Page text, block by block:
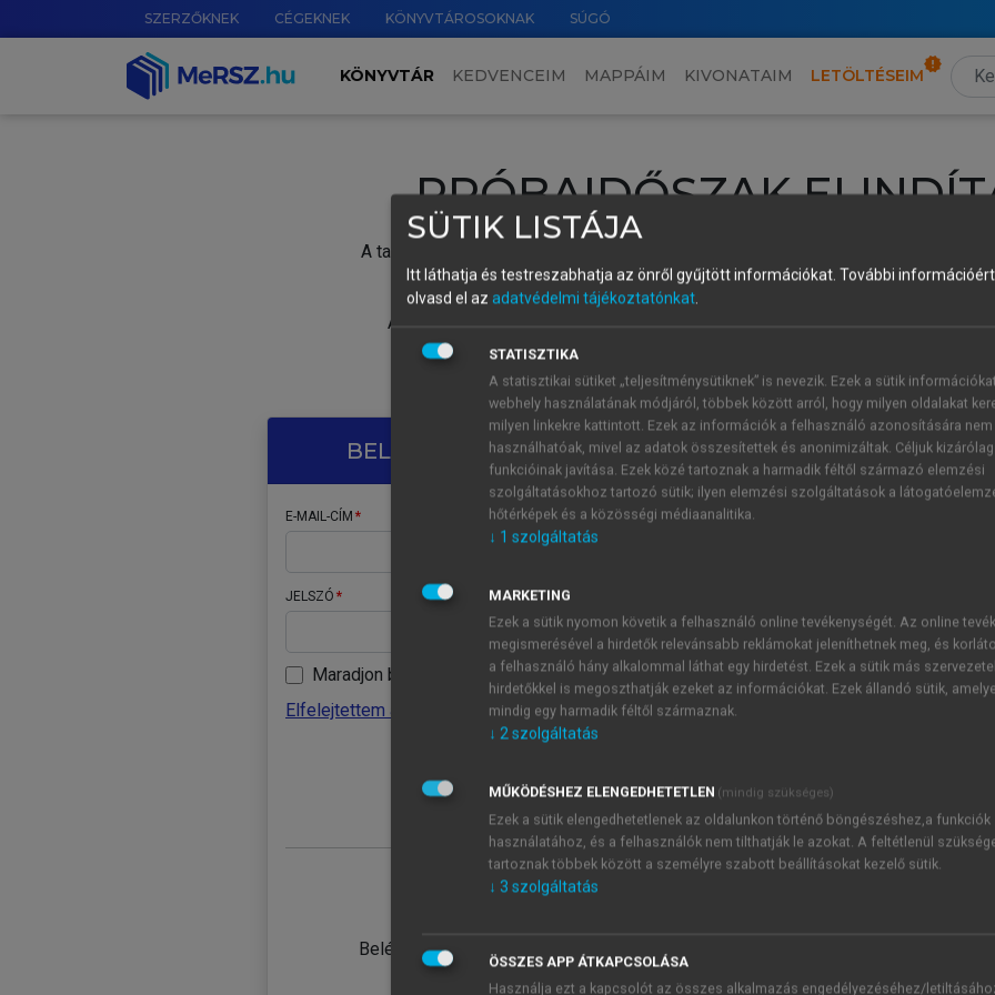
SZERZŐKNEK CÉGEKNEK KÖNYVTÁROSOKNAK SÚGÓ
KÖNYVTÁR KEDVENCEIM MAPPÁIM KIVONATAIM LETÖLTÉSEIM
PRÓBAIDŐSZAK
A tartalom megtekintéséhez lépj be a saját fiókoddal, iskolai azonosítóddal vagy
Új felhasználóként1 óra díjmentes hozzáférésrevagy
A próbaidőszak elindításához,
vagy hozz
A regisztráció után a
BELÉPÉS SAJÁT FIÓKKAL
E-MAIL-CÍM
JELSZÓ
Maradjon belépve
Elfelejtettem a jelszavamat
Belépés intézményi azonosítóval
ÚJ FIÓK
1 óra
JELSZÓ
Kérek értesítést a MeRSZ
Kérek értesítést az
SÜTIK LISTÁJA
Itt láthatja és testreszabhatja az önről gyűjtött információkat. További
olvasd el az adatvédelmi tájékoztatónkat.
STATISZTIKA
A statisztikai sütiket „teljesítménysütiknek” is nevezik. Ezek a sütik
webhely használatának módjáról, többek között arról, hogy milyen oldalakat
milyen linkekre kattintott. Ezek az információk a felhasználó azonosítására nem
használhatóak, mivel az adatok összesítettek és anonimizáltak. Céljuk
funkcióinak javítása. Ezek közé tartoznak a harmadik féltől származó elemzési
szolgáltatásokhoz tartozó sütik; ilyen elemzési szolgáltatások a
hőtérképek és a közösségi médiaanalitika.
↓ 1 szolgáltatás
MARKETING
Ezek a sütik nyomon követik a felhasználó online tevékenységét. Az online
megismerésével a hirdetők relevánsabb reklámokat jeleníthetnek meg, és
a felhasználó hány alkalommal láthat egy hirdetést. Ezek a sütik más
hirdetőkkel is megoszthatják ezeket az információkat. Ezek állandó sütik,
mindig egy harmadik féltől származnak.
↓ 2szolgáltatás
MŰKÖDÉSHEZ ELENGEDHETETLEN (mindig szükséges)
Ezek a sütik elengedhetetlenek az oldalunkon történő böngészéshez,a funkciók
használatához, és a felhasználók nem tilthatják le azokat. A feltétlenül
tartoznak többek között a személyre szabott beállításokat kezelő sütik.
↓ 3 szolgáltatás
ÖSSZES APP ÁTKAPCSOLÁSA
Használja ezt a kapcsolót az összes alkalmazás engedélyezéséhez/